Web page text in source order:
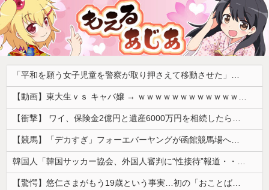
「平和を願う女子児童を警察が取り押さえて移動させた」と市民団体が告発、「児童……どこ？」とガチで困惑する人が続出
【動画】東大生ｖｓ キャバ嬢 → ｗｗｗｗｗｗｗｗｗｗｗｗｗｗｗｗｗｗ
【衝撃】 ワイ、保険金2億円と遺産6000万円を相続したら「こう」なった・・・
【競馬】「デカすぎ」フォーエバーヤングが函館競馬場へ入厩 573キロ 矢作師「もう1段パワーアップ」
韓国人「韓国サッカー協会、外国人審判に“性接待”報道・・・」→「2002年の審判買収が事実だったのか？」「日本人が言ってたこと正しかったね・・・...
【驚愕】悠仁さまがもう19歳という事実…初の「おことば」にネット民驚嘆